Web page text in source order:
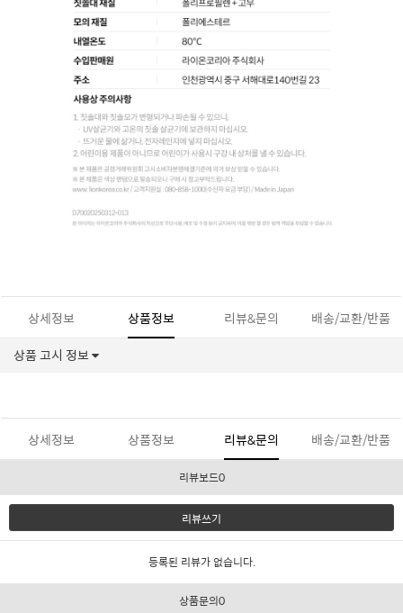
상세정보 상품정보 리뷰&문의
배송/교환/반품
상품 고시 정보
상세정보 상품정보 리뷰&문의 배송/교환/반품
리뷰보드0
리뷰쓰기
등록된 리뷰가 없습니다.
상품문의0